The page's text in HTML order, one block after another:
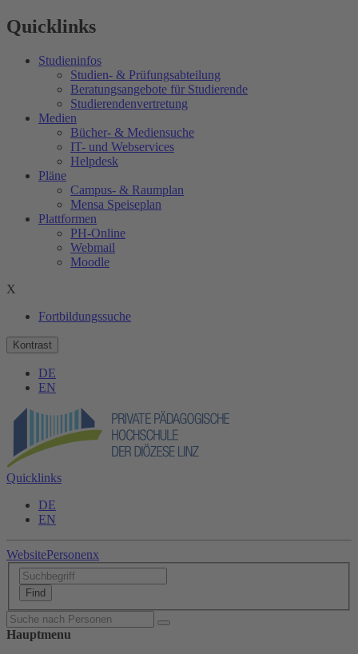
Quicklinks
Studieninfos
Studien- & Prüfungsabteilung
Beratungsangebote für Studierende
Studierendenvertretung
Medien
Bücher- & Mediensuche
IT- und Webservices
Helpdesk
Pläne
Campus- & Raumplan
Mensa Speiseplan
Plattformen
PH-Online
Webmail
Moodle
X
Fortbildungssuche
Kontrast
DE
EN
Quicklinks
DE
EN
WebsitePersonenx
Hauptmenu